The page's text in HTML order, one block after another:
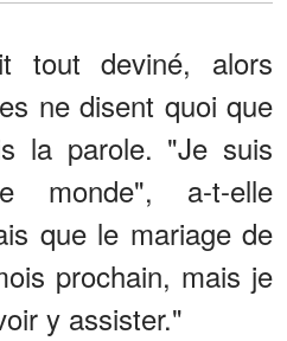
tout deviné, alors
ne disent quoi que
la parole. "Je suis
monde", a-t-elle
que le mariage de
prochain, mais je
y assister."